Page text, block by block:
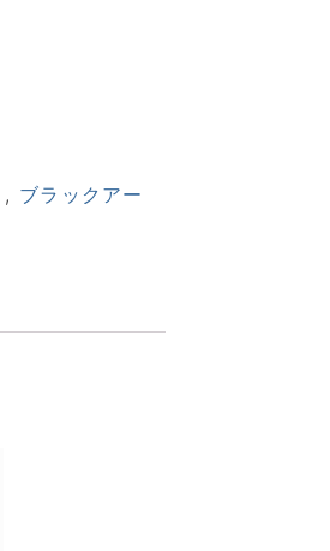
, ブラックアー